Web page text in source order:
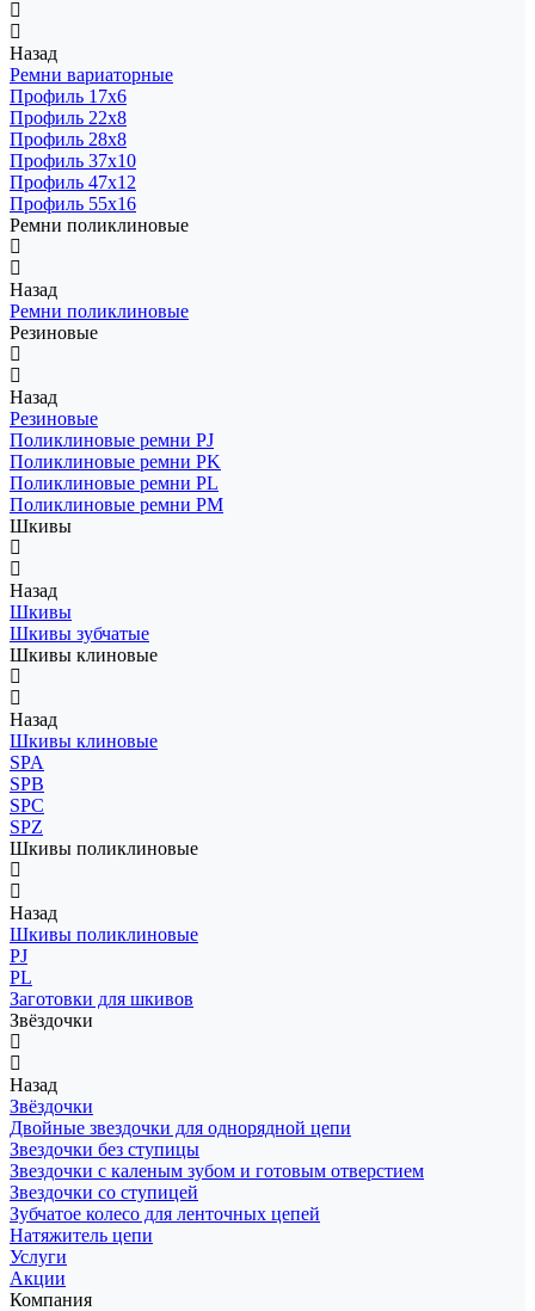
Назад
Ремни вариаторные
Профиль 17x6
Профиль 22x8
Профиль 28x8
Профиль 37x10
Профиль 47x12
Профиль 55x16
Ремни поликлиновые
Назад
Ремни поликлиновые
Резиновые
Назад
Резиновые
Поликлиновые ремни PJ
Поликлиновые ремни PK
Поликлиновые ремни PL
Поликлиновые ремни PM
Шкивы
Назад
Шкивы
Шкивы зубчатые
Шкивы клиновые
Назад
Шкивы клиновые
SPA
SPB
SPC
SPZ
Шкивы поликлиновые
Назад
Шкивы поликлиновые
PJ
PL
Заготовки для шкивов
Звёздочки
Назад
Звёздочки
Двойные звездочки для однорядной цепи
Звездочки без ступицы
Звездочки с каленым зубом и готовым отверстием
Звездочки со ступицей
Зубчатое колесо для ленточных цепей
Натяжитель цепи
Услуги
Акции
Компания